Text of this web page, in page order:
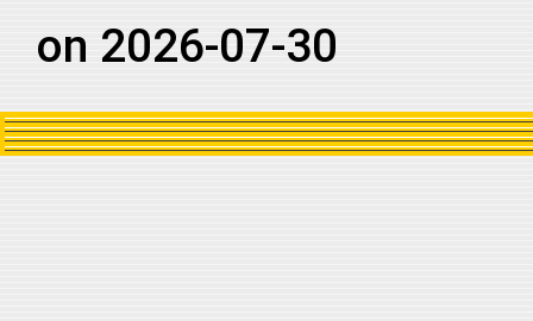
on 2026-07-30